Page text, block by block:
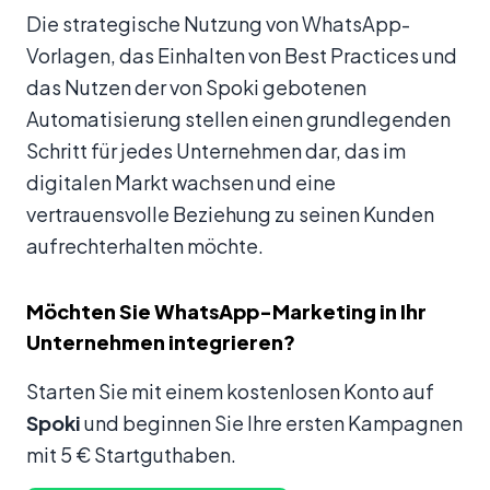
Die strategische Nutzung von WhatsApp-
Vorlagen, das Einhalten von Best Practices und
das Nutzen der von Spoki gebotenen
Automatisierung stellen einen grundlegenden
Schritt für jedes Unternehmen dar, das im
digitalen Markt wachsen und eine
vertrauensvolle Beziehung zu seinen Kunden
aufrechterhalten möchte.
Möchten Sie WhatsApp-Marketing in Ihr
Unternehmen integrieren?
Starten Sie mit einem kostenlosen Konto auf
Spokiund beginnen Sie Ihre ersten Kampagnen
mit 5 € Startguthaben.